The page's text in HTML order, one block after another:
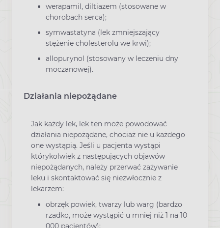
werapamil, diltiazem (stosowane w
chorobach serca);
symwastatyna (lek zmniejszający
stężenie cholesterolu we krwi);
allopurynol (stosowany w leczeniu dny
moczanowej).
Działania niepożądane
Jak każdy lek, lek ten może powodować
działania niepożądane, chociaż nie u każdego
one wystąpią. Jeśli u pacjenta wystąpi
którykolwiek z następujących objawów
niepożądanych, należy przerwać zażywanie
leku i skontaktować się niezwłocznie z
lekarzem:
obrzęk powiek, twarzy lub warg (bardzo
rzadko, może wystąpić u mniej niż 1 na 10
000 pacjentów);